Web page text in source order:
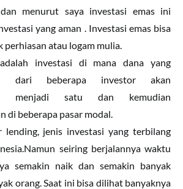
menurut saya investasi emas ini
yang aman . Investasi emas bisa
perhiasan atau logam mulia.
adalah investasi di mana dana yang
dari beberapa investor akan
menjadi satu dan kemudian
di beberapa pasar modal.
lending, jenis investasi yang terbilang
seiring berjalannya waktu
semakin naik dan semakin banyak
orang. Saat ini bisa dilihat banyaknya